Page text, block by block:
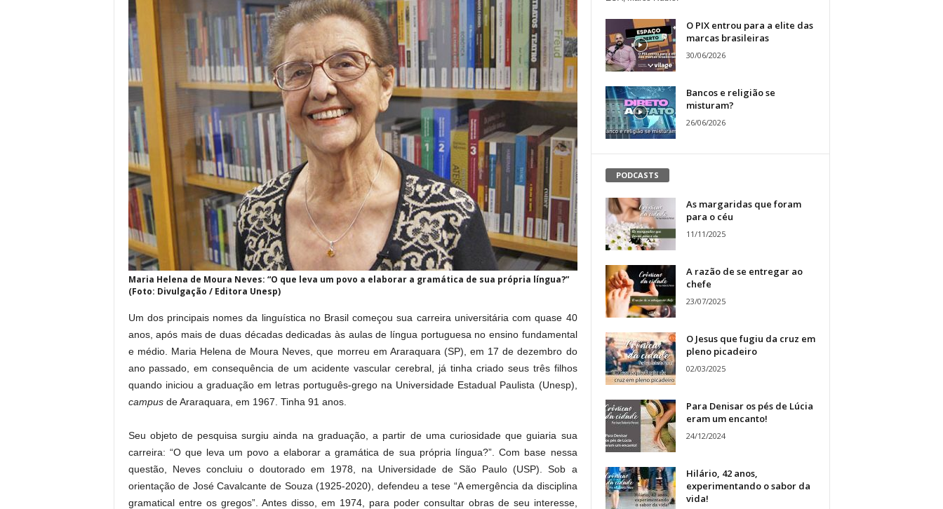
Maria Helena de Moura Neves: “O que leva um povo a elaborar a gramática de sua própria língua?”
(Foto: Divulgação / Editora Unesp)
Um dos principais nomes da linguística no Brasil começou sua carreira universitária com quase 40
anos, após mais de duas décadas dedicadas às aulas de língua portuguesa no ensino fundamental
e médio. Maria Helena de Moura Neves, que morreu em Araraquara (SP), em 17 de dezembro do
ano passado, em consequência de um acidente vascular cerebral, já tinha criado seus três filhos
quando iniciou a graduação em letras português-grego na Universidade Estadual Paulista (Unesp),
campusde Araraquara, em 1967. Tinha 91 anos.
Seu objeto de pesquisa surgiu ainda na graduação, a partir de uma curiosidade que guiaria sua
carreira: “O que leva um povo a elaborar a gramática de sua própria língua?”. Com base nessa
questão, Neves concluiu o doutorado em 1978, na Universidade de São Paulo (USP). Sob a
orientação de José Cavalcante de Souza (1925-2020), defendeu a tese “A emergência da disciplina
gramatical entre os gregos”. Antes disso, em 1974, para poder consultar obras de seu interesse,
O PIX entrou para a elite das
marcas brasileiras
30/06/2026
Bancos e religião se
misturam?
26/06/2026
PODCASTS
As margaridas que foram
para o céu
11/11/2025
A razão de se entregar ao
chefe
23/07/2025
O Jesus que fugiu da cruz em
pleno picadeiro
02/03/2025
Para Denisar os pés de Lúcia
eram um encanto!
24/12/2024
Hilário, 42 anos,
experimentando o sabor da
vida!